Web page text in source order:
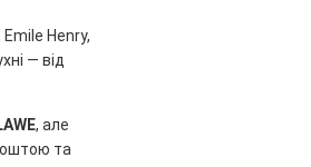
Henry,
— від
, але
та